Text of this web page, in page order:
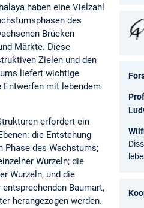
haben eine Vielzahl
des
Brücken
Märkte. Diese
Zielen und den
liefert wichtige
mit lebendem
erfordert ein
die Entstehung
Phase des Wachstums;
Wurzeln; die
Wurzeln, und die
Baumart,
herangezogen werden.